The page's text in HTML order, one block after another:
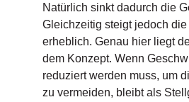
Natürlich sinkt dadurch die
Gleichzeitig steigt jedoch die
erheblich. Genau hier liegt
dem Konzept. Wenn
reduziert werden muss, um
zu vermeiden, bleibt als